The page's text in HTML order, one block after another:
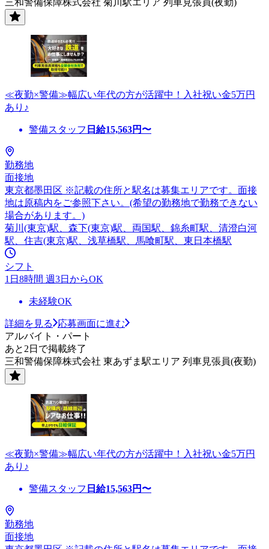
≪夜勤×警備≫幅広い年代の方が活躍中！入社祝い金5万円
あり♪
警備スタッフ 日給15,563円〜
勤務地
面接地
東京都墨田区 ※記載の住所と駅名は募集エリアです。面接
地は原稿内をご参照下さい。(希望の勤務地で勤務できない
場合があります。)
菊川(東京)駅、森下(東京)駅、両国駅、錦糸町駅、清澄白河
駅、住吉(東京)駅、浅草橋駅、馬喰町駅、東日本橋駅
シフト
1日8時間 週3日からOK
未経験OK
詳細を見る
応募画面に進む
アルバイト・パート
あと2日で掲載終了
三和警備保障株式会社 東あずま駅エリア 列車見張員(夜勤)
≪夜勤×警備≫幅広い年代の方が活躍中！入社祝い金5万円
あり♪
警備スタッフ 日給15,563円〜
勤務地
面接地